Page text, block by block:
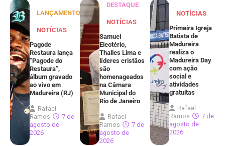
LANÇAMENTOS
NOTÍCIAS
Pagode
Restaura lança
“Pagode do
Restaura”,
álbum gravado
ao vivo em
Madureira (RJ)
Rafael
Ramos
7 de
agosto de
2026
DESTAQUE
NOTÍCIAS
Samuel
Eleotério,
Thalles Lima e
líderes cristãos
são
homenageados
na Câmara
Municipal do
Rio de Janeiro
Rafael
Ramos
7 de
agosto de
2026
NOTÍCIAS
Primeira Igreja
Batista de
Madureira
realiza o
Madureira Day
com ação
social e
atividades
gratuitas
Rafael
Ramos
7 de
agosto de
2026